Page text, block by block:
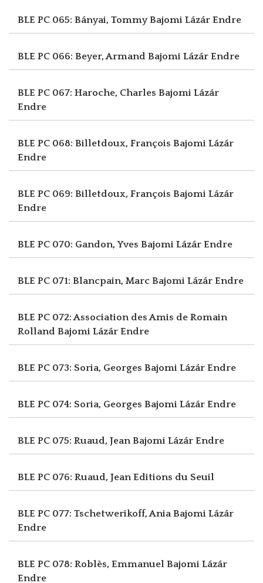
BLE PC 065: Bányai, TommyBajomi Lázár Endre
BLE PC 066: Beyer, Armand Bajomi Lázár Endre
BLE PC 067: Haroche, Charles Bajomi Lázár
Endre
BLE PC 068: Billetdoux, François Bajomi Lázár
Endre
BLE PC 069: Billetdoux, François Bajomi Lázár
Endre
BLE PC 070: Gandon, Yves Bajomi Lázár Endre
BLE PC 071: Blancpain, Marc Bajomi Lázár Endre
BLE PC 072: Association des Amis de Romain
Rolland Bajomi Lázár Endre
BLE PC 073: Soria, Georges Bajomi Lázár Endre
BLE PC 074: Soria, Georges Bajomi Lázár Endre
BLE PC 075: Ruaud, JeanBajomi Lázár Endre
BLE PC 076: Ruaud, JeanEditions du Seuil
BLE PC 077: Tschetwerikoff, AniaBajomi Lázár
Endre
BLE PC 078: Roblès, Emmanuel Bajomi Lázár
Endre